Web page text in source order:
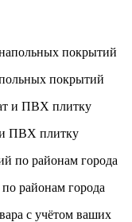
покрытий
и ПВХ плитку
районам города